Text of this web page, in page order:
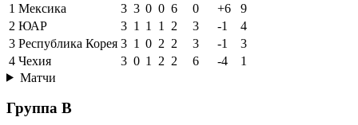
1 Мексика 3 3 0 0 6 0 +6
9
2 ЮАР 3 1 1 1 2 3 -1
4
3 Республика Корея 3 1 0 2 2 3 -1
3
4 Чехия 3 0 1 2 2 6 -4
1
Матчи
Группа B